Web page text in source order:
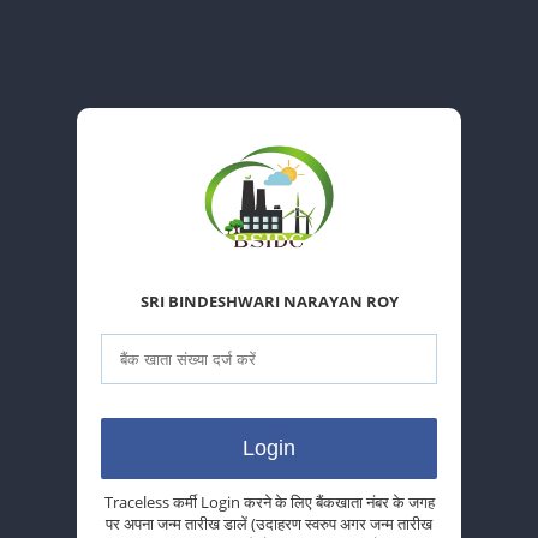
SRI BINDESHWARI NARAYAN ROY
Traceless कर्मी Login करने के लिए बैंकखाता नंबर के जगह
पर अपना जन्म तारीख डालें (उदाहरण स्वरुप अगर जन्म तारीख